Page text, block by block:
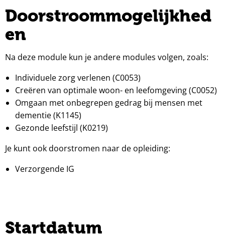
Doorstroommogelijkhed
en
Na deze module kun je andere modules volgen, zoals:
Individuele zorg verlenen (C0053)
Creëren van optimale woon- en leefomgeving (C0052)
Omgaan met onbegrepen gedrag bij mensen met
dementie (K1145)
Gezonde leefstijl (K0219)
Je kunt ook doorstromen naar de opleiding:
Verzorgende IG
Startdatum